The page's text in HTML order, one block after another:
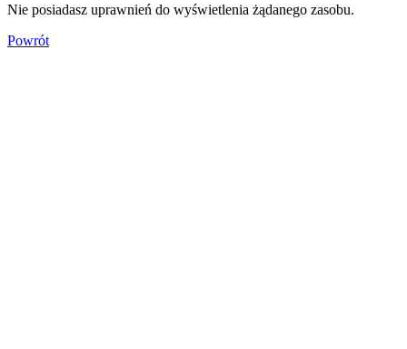
Nie posiadasz uprawnień do wyświetlenia żądanego zasobu.
Powrót